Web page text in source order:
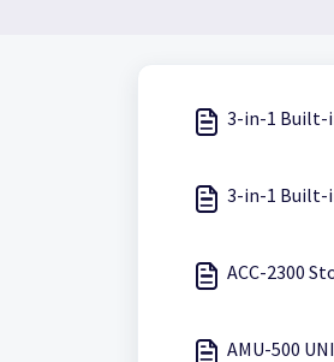
3-in-1 Built-
3-in-1 Built-
ACC-2300
AMU-500